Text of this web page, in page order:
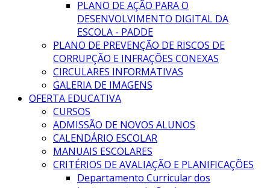
PLANO DE AÇÃO PARA O
DESENVOLVIMENTO DIGITAL DA
ESCOLA - PADDE
PLANO DE PREVENÇÃO DE RISCOS DE
CORRUPÇÃO E INFRAÇÕES CONEXAS
CIRCULARES INFORMATIVAS
GALERIA DE IMAGENS
OFERTA EDUCATIVA
CURSOS
ADMISSÃO DE NOVOS ALUNOS
CALENDÁRIO ESCOLAR
MANUAIS ESCOLARES
CRITÉRIOS DE AVALIAÇÃO E PLANIFICAÇÕES
Departamento Curricular dos